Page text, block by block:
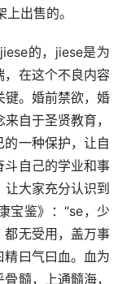
出售的。
的，jiese是为
，在这个不良内容
键。婚前禁欲，婚
自于圣贤教育，
一种保护，让自
斗自己的学业和事
大家充分认识到
宝鉴》：“se，少
都无受用，盖万事
曰气曰血。血为
髓，上通髓海，